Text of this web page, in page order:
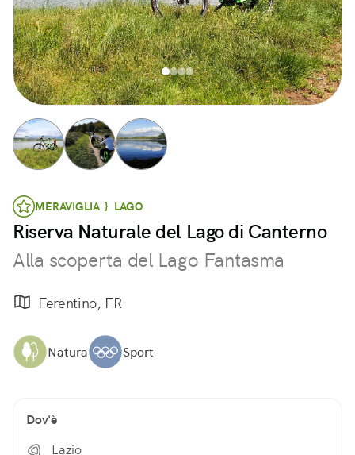
MERAVIGLIA } LAGO
Riserva Naturale del Lago di Canterno
Alla scoperta del Lago Fantasma
Ferentino, FR
Natura Sport
Dov'è
Lazio